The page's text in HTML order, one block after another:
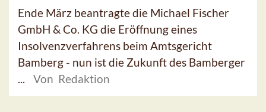
Ende März beantragte die Michael Fischer
GmbH & Co. KG die Eröffnung eines
Insolvenzverfahrens beim Amtsgericht
Bamberg - nun ist die Zukunft des Bamberger
...
Von Redaktion